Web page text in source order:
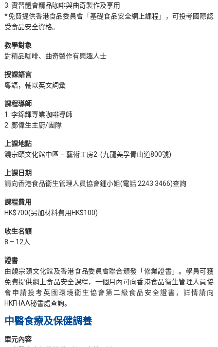
3. 實習體會精品咖啡與曲奇製作及享用
*免費提供香港食品委員會「基礎食品安全網上課程」，可投考國際認
受食品安全資格。
教學對象
對精品咖啡、曲奇製作有興趣人士
授課語言
粵語，輔以英文詞彙
課程導師
1. 李錦輝專業咖啡導師
2. 鄺偉生主廚/團隊
上課地點
饒宗頤文化館中區 – 藝術工房2 (九龍美孚青山道800號)
上課日期
請向香港食品衞生管理人員協會鍾小姐(電話:2243 3466)查詢
課程費用
HK$700(另加材料費用HK$100)
收生名額
8 – 12人
證書
由饒宗頤文化館及香港食品委員會聯合頒發「修業證書」。學員可獲
免費提供網上食品安全課程，一個月內可向香港食品衞生管理人員協
會申請投考英國環境衞生協會第二級食品安全證書，詳情請向
HKFHAA秘書處查詢。
中醫食療及保健調養
單元內容